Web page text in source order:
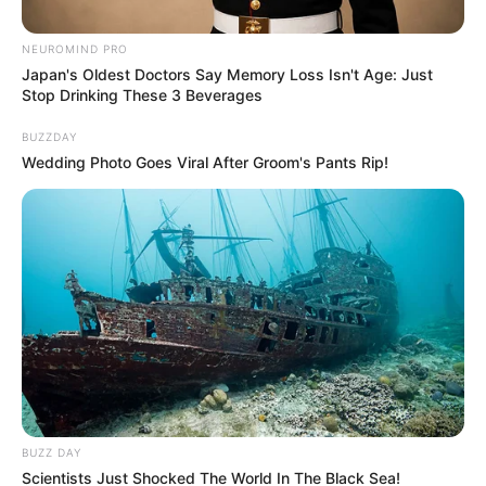
Captura de pantalla- vídeo gobernador de Antioquia
El gobernador de Antioquia señaló que son 6 las
personas que bloquean la vía que comunica a Medellín
con la Costa Atlántica
Por:
Charlyn García Vélez
Junio 4, 2025
NEUROMIND PRO
Japan's Oldest Doctors Say Memory Loss Isn't Age: Just
Stop Drinking These 3 Beverages
BUZZDAY
Wedding Photo Goes Viral After Groom's Pants Rip!
BUZZ DAY
Scientists Just Shocked The World In The Black Sea!